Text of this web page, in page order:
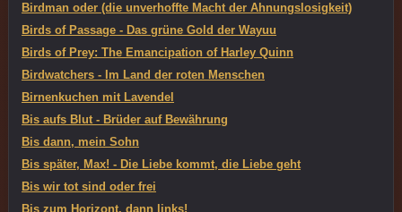
Birdman oder (die unverhoffte Macht der Ahnungslosigkeit)
Birds of Passage - Das grüne Gold der Wayuu
Birds of Prey: The Emancipation of Harley Quinn
Birdwatchers - Im Land der roten Menschen
Birnenkuchen mit Lavendel
Bis aufs Blut - Brüder auf Bewährung
Bis dann, mein Sohn
Bis später, Max! - Die Liebe kommt, die Liebe geht
Bis wir tot sind oder frei
Bis zum Horizont, dann links!